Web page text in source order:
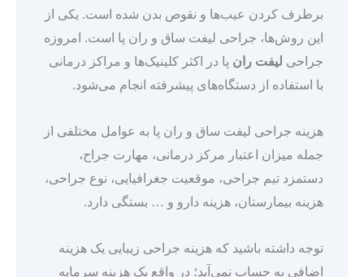
برطرف کردن عیب‌ها و نقوص بدن شده است. یکی از
این روش‌ها، جراحی لیفت ساق و ران پا است. امروزه
جراحی لیفت ران پا در اکثر کلینیک‌ها و مراکز درمانی
با استفاده از دستگاه‌های پیشرفته انجام می‌‎شود.
هزینه جراحی لیفت ساق و ران پا به عوامل مختلفی از
جمله میزان اعتبار مرکز درمانی، مهارت جراح،
دستمزد تیم جراحی، موقعیت جغرافیایی، نوع جراحی،
هزینه بیمارستان، هزینه دارو و … بستگی دارد.
توجه داشته باشید که هزینه جراحی زیبایی یک هزینه
اضافی به حساب نمی‌آید؛ در واقع یک هزینه سرمایه